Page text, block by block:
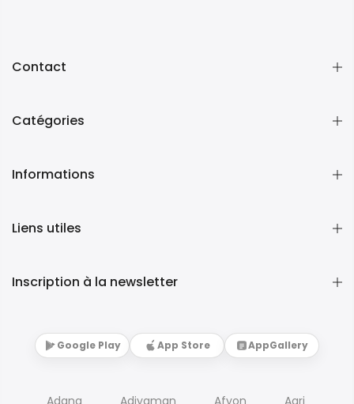
Contact
Catégories
Informations
Liens utiles
Inscription à la newsletter
Google Play App Store AppGallery